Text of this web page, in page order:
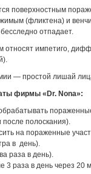
поверхностным
(фликтена) и
отпадает.
относят импетиго,
— простой лишай
фирмы «Dr. Nona»:
после полоскания).
на пораженные
в день).
раза в день).
3 раза в день через 20